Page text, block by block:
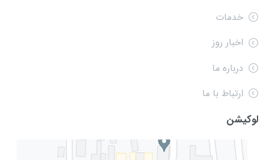
خدمات
اخبار روز
درباره ما
ارتباط با ما
لوکیشن